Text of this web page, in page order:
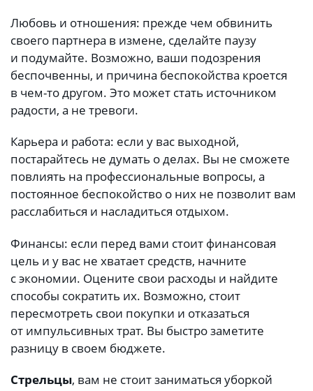
Любовь и отношения: прежде чем обвинить
своего партнера в измене, сделайте паузу
и подумайте. Возможно, ваши подозрения
беспочвенны, и причина беспокойства кроется
в чем-то другом. Это может стать источником
радости, а не тревоги.
Карьера и работа: если у вас выходной,
постарайтесь не думать о делах. Вы не сможете
повлиять на профессиональные вопросы, а
постоянное беспокойство о них не позволит вам
расслабиться и насладиться отдыхом.
Финансы: если перед вами стоит финансовая
цель и у вас не хватает средств, начните
с экономии. Оцените свои расходы и найдите
способы сократить их. Возможно, стоит
пересмотреть свои покупки и отказаться
от импульсивных трат. Вы быстро заметите
разницу в своем бюджете.
Стрельцы, вам не стоит заниматься уборкой